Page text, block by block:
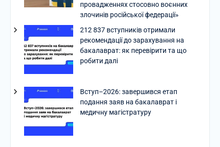
провадженнях стосовно воєнних
злочинів російської федерації»
212 837 вступників отримали
рекомендації до зарахування на
бакалаврат: як перевірити та що
робити далі
Вступ–2026: завершився етап
подання заяв на бакалаврат і
медичну магістратуру